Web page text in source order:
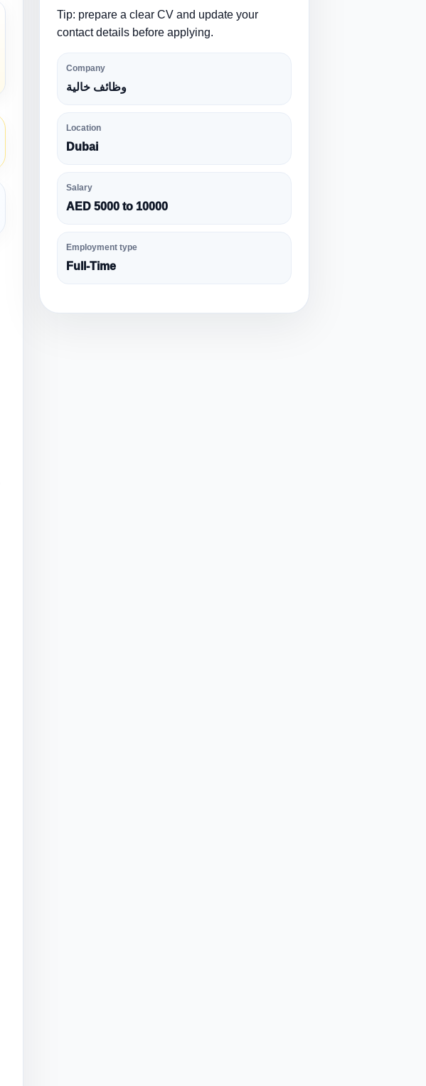
Tip: prepare a clear CV and update your
contact details before applying.
Company
وظائف خالية
Location
Dubai
Salary
AED 5000 to 10000
Employment type
Full-Time